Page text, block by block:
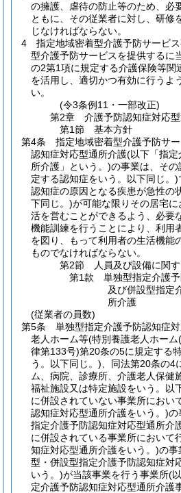
の擁護、虐待の防止等のため、必
ともに、その従業者に対し、研修
じなければならない。
4
指定地域密着型介護予防サービ
型介護予防サービスを提供するに
の2第1項に規定する介護保険等関
を活用し、適切かつ有効に行うよ
い。
(令3条例11・一部改正)
第2章
介護予防認知症対応
第1節
基本方針
第4条
指定地域密着型介護予防サ
認知症対応型通所介護(以下「指定
所介護」という。)の事業は、その
定する認知症をいう。以下同じ。)
認知症の原因となる疾患が急性の
下同じ。)が可能な限りその居宅
活を営むことができるよう、必要
機能訓練を行うことにより、利用
を図り、もって利用者の生活機能
ものでなければならない。
第2節
人員及び設備に関
第1款
単独型指定介護
及び併設型指定
所介護
(従業者の員数)
第5条
単独型指定介護予防認知症
老人ホーム等(特別養護老人ホーム
律第133号)第20条の5に規定する
う。以下同じ。) 、同法第20条の
ム、病院、診療所、介護老人保健
福祉施設又は特定施設をいう。以
に併設されていない事業所におい
認知症対応型通所介護をいう。)の
指定介護予防認知症対応型通所介
に併設されている事業所において
知症対応型通所介護をいう。)の事
型・併設型指定介護予防認知症対
いう。)が当該事業を行う事業所(
定介護予防認知症対応型通所介護